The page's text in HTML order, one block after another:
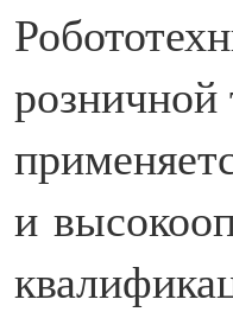
розничной
и